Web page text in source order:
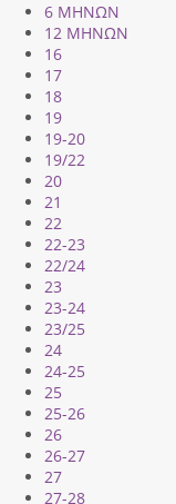
6 ΜΗΝΩΝ
12 ΜΗΝΩΝ
16
17
18
19
19-20
19/22
20
21
22
22-23
22/24
23
23-24
23/25
24
24-25
25
25-26
26
26-27
27
27-28